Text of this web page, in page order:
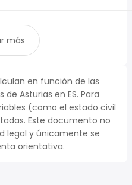
más
en función de las
Asturias en ES. Para
(como el estado civil
Este documento no
legal y únicamente se
orientativa.